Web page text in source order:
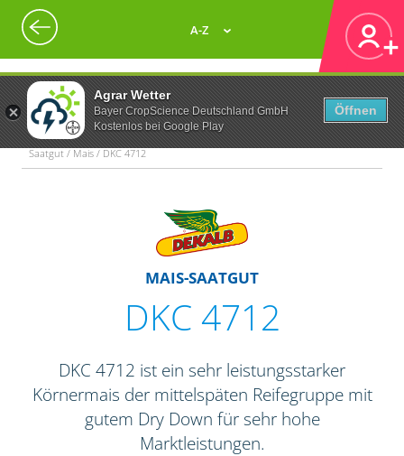
Agrar Wetter
Bayer CropScience Deutschland GmbH
Kostenlos bei Google Play
Öffnen
A-Z
Saatgut / Mais / DKC 4712
MAIS-SAATGUT
DKC 4712
DKC 4712 ist ein sehr leistungsstarker
Körnermais der mittelspäten Reifegruppe mit
gutem Dry Down für sehr hohe
Marktleistungen.